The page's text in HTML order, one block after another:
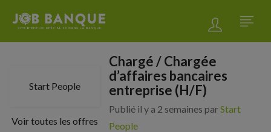
Start People
Voir toutes les offres
Chargé / Chargée
d’affaires bancaires
entreprise (H/F)
Publié il y a 2 semaines parStart
People